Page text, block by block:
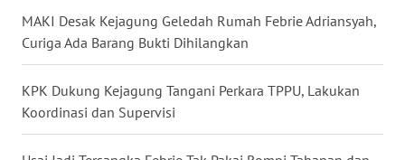
MAKI Desak Kejagung Geledah Rumah Febrie Adriansyah,
Curiga Ada Barang Bukti Dihilangkan
KPK Dukung Kejagung Tangani Perkara TPPU, Lakukan
Koordinasi dan Supervisi